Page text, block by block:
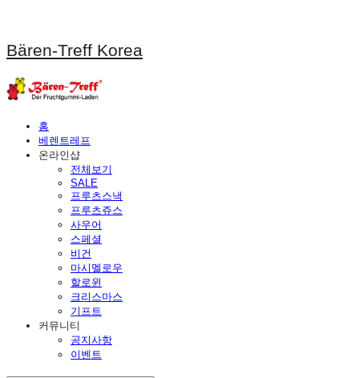
Bären-Treff Korea
홈
베렌트레프
온라인샵
전체보기
SALE
프루츠스낵
프루츠쥬스
사우어
스페셜
비건
마시멜로우
할로윈
크리스마스
기프트
커뮤니티
공지사항
이벤트